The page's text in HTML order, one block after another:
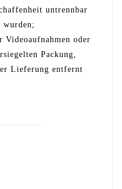
untrennbar
wurden;
oder
Packung,
Lieferung entfernt